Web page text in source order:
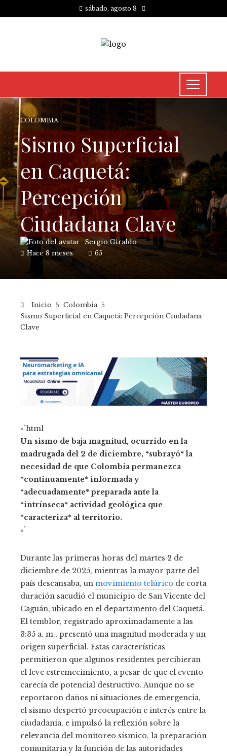
sábado, agosto 8
COLOMBIA
Sismo Superficial
en Caquetá:
Percepción
Ciudadana Clave
Sergio Giraldo
Hace 8 meses
65
Inicio
Colombia
Sismo Superficial en Caquetá: Percepción Ciudadana
Clave
«`html
Un sismo de baja magnitud, ocurrido en la
madrugada del 2 de diciembre, *subrayó* la
necesidad de que Colombia permanezca
*continuamente* informada y
*adecuadamente* preparada ante la
*intrínseca* actividad geológica que
*caracteriza* al territorio.
«`
Durante las primeras horas del martes 2 de
diciembre de 2025, mientras la mayor parte del
país descansaba, un movimiento telúrico de corta
duración sacudió el municipio de San Vicente del
Caguán, ubicado en el departamento del Caquetá.
El temblor, registrado aproximadamente a las
3:35 a. m., presentó una magnitud moderada y un
origen superficial. Estas características
permitieron que algunos residentes percibieran
el leve estremecimiento, a pesar de que el evento
carecía de potencial destructivo. Aunque no se
reportaron daños ni situaciones de emergencia,
el sismo despertó preocupación e interés entre la
ciudadanía, e impulsó la reflexión sobre la
relevancia del monitoreo sísmico, la preparación
comunitaria y la función de las autoridades